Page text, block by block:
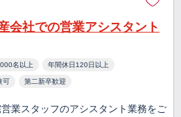
会社での営業アシスタント
名以上 年間休日120日以上
可 第二新卒歓迎
業スタッフのアシスタント業務をご